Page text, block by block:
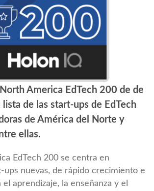
America EdTech 200 de de
lista de las start-ups de EdTech
de América del Norte y
ellas.
EdTech 200 se centra en
nuevas, de rápido crecimiento e
aprendizaje, la enseñanza y el